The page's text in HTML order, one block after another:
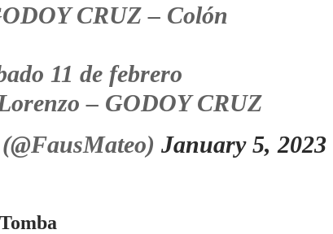
CRUZ – Colón
11 de febrero
– GODOY CRUZ
January 5, 2023